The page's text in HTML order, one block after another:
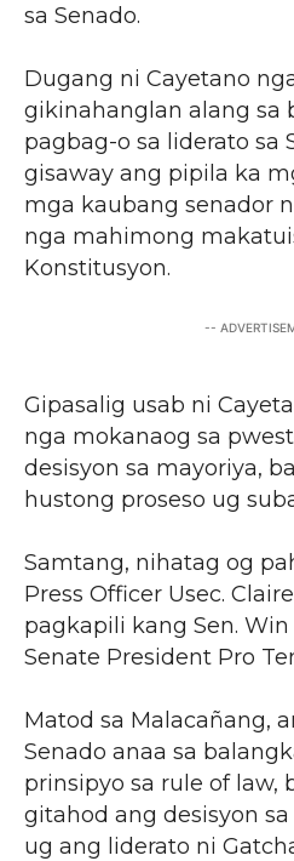
sa Senado.
Dugang ni Cayetano
gikinahanglan alang sa
pagbag-o sa liderato sa
gisaway ang pipila ka
mga kaubang senador
nga mahimong
Konstitusyon.
--
Gipasalig usab ni
nga mokanaog sa
desisyon sa mayoriya,
hustong proseso ug
Samtang, nihatag og
Press Officer Usec.
pagkapili kang Sen.
Senate President Pro
Matod sa Malacañang,
Senado anaa sa
prinsipyo sa rule of law,
gitahod ang desisyon
ug ang liderato ni